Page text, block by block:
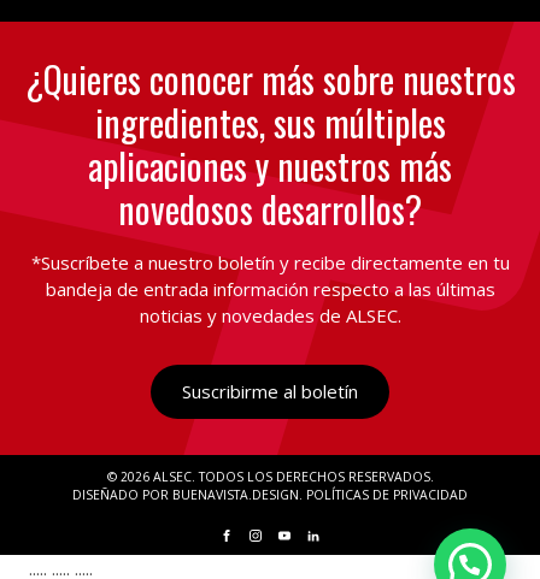
¿Quieres conocer más sobre nuestros
ingredientes, sus múltiples
aplicaciones y nuestros más
novedosos desarrollos?
*Suscríbete a nuestro boletín y recibe directamente en tu
bandeja de entrada información respecto a las últimas
noticias y novedades de ALSEC.
Suscribirme al boletín
© 2026 ALSEC TODOS LOS DERECHOS RESERVADOS
DISEÑADO POR BUENAVISTA.DESIGN POLÍTICAS DE PRIVACIDAD
..... ..... .....